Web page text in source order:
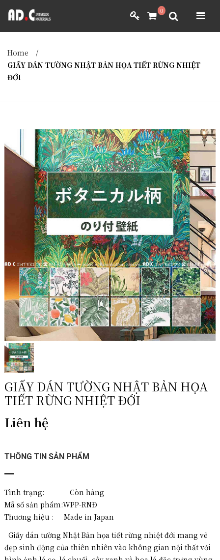
0
DÀNH CHO ĐẠI LÝ
YÊU CẦU BÁO GIÁ
ADC INTERIOR
GIẤY DÁN TƯỜNG NHẬT BẢN
YÊU CẦU BÁO GIÁ
Home
/
GIẤY DÁN TƯỜNG NHẬT BẢN HỌA TIẾT RỪNG NHIỆT
ĐỚI
GIẤY DÁN TƯỜNG NHẬT BẢN HỌA
TIẾT RỪNG NHIỆT ĐỚI
Liên hệ
THÔNG TIN SẢN PHẨM
Tình trạng: Còn hàng
Mã số sản phẩm:WPP-RNĐ
Thương hiệu :
Made in Japan
Giấy dán tường Nhật Bản họa tiết rừng nhiệt đới mang vẻ
đẹp sinh động của thiên nhiên vào không gian nội thất với